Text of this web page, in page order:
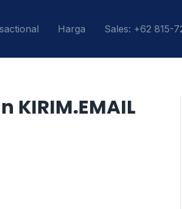
Harga Sales: +62 815-
KIRIM.EMAIL